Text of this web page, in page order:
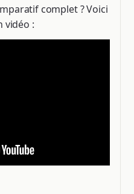
complet ? Voici
vidéo :